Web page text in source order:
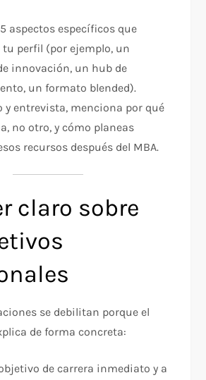
aspectos específicos que
perfil (por ejemplo, un
innovación, un hub de
un formato blended).
y entrevista, menciona por qué
no otro, y cómo planeas
recursos después del MBA.
claro sobre
se debilitan porque el
de forma concreta:
de carrera inmediato y a